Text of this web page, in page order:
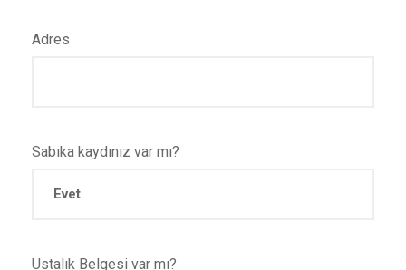
Adres
Sabıka kaydınız var mı?
Ustalık Belgesi var mı?